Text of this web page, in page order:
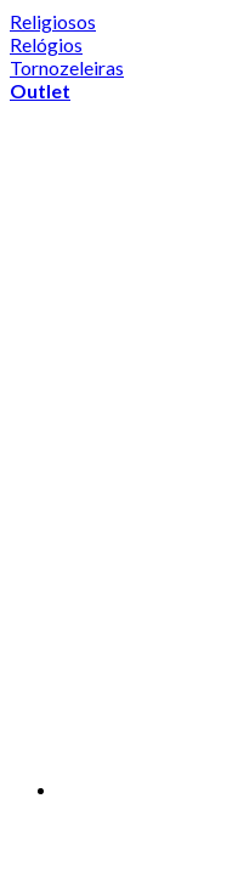
Religiosos
Relógios
Tornozeleiras
Outlet